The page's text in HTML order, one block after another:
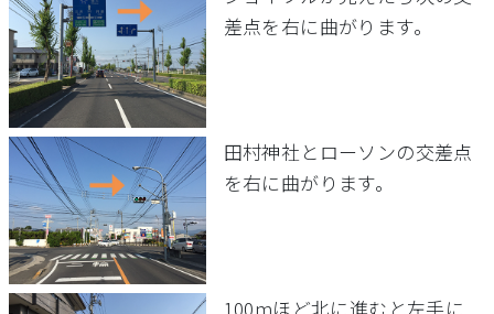
差点を右に曲がります。
田村神社とローソンの交差点
を右に曲がります。
100mほど北に進むと左手に